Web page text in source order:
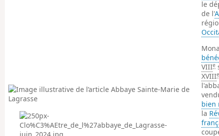
le
de l'
VIIIe
XVIIIe
bien
la